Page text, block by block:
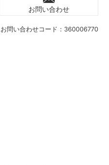
お問い合わせコード： 360006770
お問い合わせ